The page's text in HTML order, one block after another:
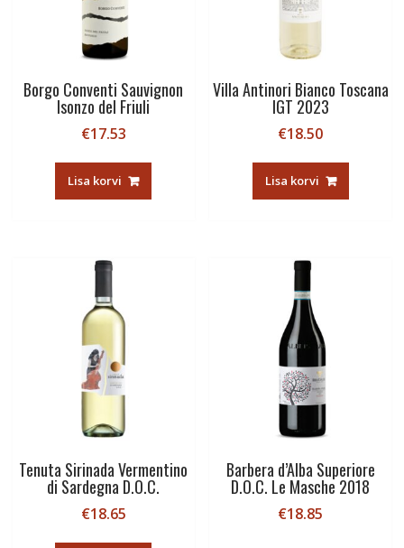
Borgo Conventi Sauvignon
Isonzo del Friuli
€17.53
Lisa korvi
Villa Antinori Bianco Toscana
IGT 2023
€18.50
Lisa korvi
Tenuta Sirinada Vermentino
di Sardegna D.O.C.
€18.65
Barbera d’Alba Superiore
D.O.C. Le Masche 2018
€18.85